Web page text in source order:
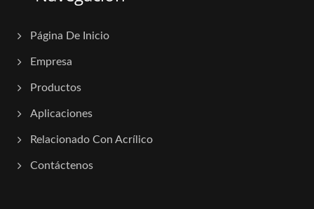
Página De Inicio
Empresa
Productos
Aplicaciones
Relacionado Con Acrílico
Contáctenos